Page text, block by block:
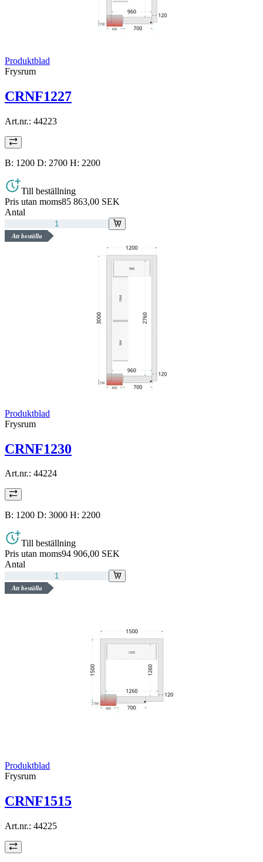
Produktblad
Frysrum
CRNF1227
Art.nr.: 44223
B: 1200 D: 2700 H: 2200
Till beställning
Pris utan moms85 863,00 SEK
Antal
Att beställa
Produktblad
Frysrum
CRNF1230
Art.nr.: 44224
B: 1200 D: 3000 H: 2200
Till beställning
Pris utan moms94 906,00 SEK
Antal
Att beställa
Produktblad
Frysrum
CRNF1515
Art.nr.: 44225